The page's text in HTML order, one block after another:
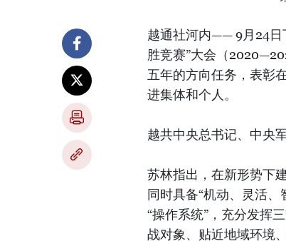
越通社河内—— 9月24日
胜竞赛”大会（
五年的方向任务，表彰
进集体和个人。
越共中央总书记、中央
苏林指出，在新形势下
同时具备“机动、灵活
“操作系统”，充分发挥
战对象、贴近地域环境